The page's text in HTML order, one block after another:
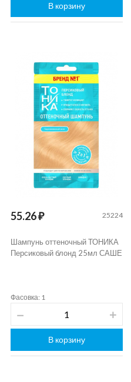
В корзину
55.26 ₽ 25224
Шампунь оттеночный ТОНИКА
Персиковый блонд 25мл САШЕ
Фасовка: 1
В корзину